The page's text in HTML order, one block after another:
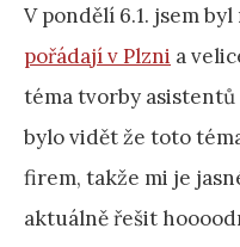
V pondělí 6.1. jsem byl
pořádají v Plzni a
téma tvorby
bylo vidět že toto
firem, takže mi je
aktuálně řešit